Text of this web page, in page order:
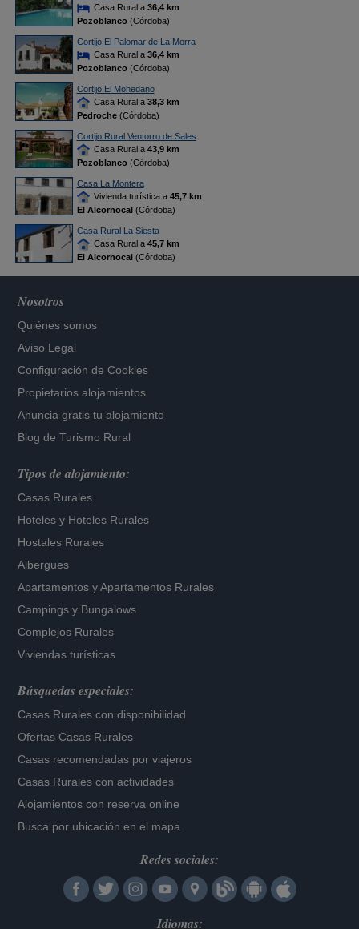
Casa Rural a 36,4 km
Pozoblanco(Córdoba)
Cortijo El Palomar de La Morra
Casa Rural a 36,4 km
Pozoblanco(Córdoba)
Cortijo El Mohedano
Casa Rural a 38,3 km
Pedroche(Córdoba)
Cortijo Rural Ventorro de Sales
Casa Rural a 43,9 km
Pozoblanco(Córdoba)
Casa La Montera
Vivienda turística a 45,7 km
El Alcornocal(Córdoba)
Casa Rural La Siesta
Casa Rural a 45,7 km
El Alcornocal(Córdoba)
Nosotros
Quiénes somos
Aviso Legal
Configuración de Cookies
Propietarios alojamientos
Anuncia gratis tu alojamiento
Blog de Turismo Rural
Tipos de alojamiento:
Casas Rurales
Hoteles y Hoteles Rurales
Hostales Rurales
Albergues
Apartamentos yApartamentos Rurales
Campings y Bungalows
Complejos Rurales
Viviendas turísticas
Búsquedas especiales:
Casas Rurales con disponibilidad
Ofertas Casas Rurales
Casas recomendadas por viajeros
Casas Rurales con actividades
Alojamientos con reserva online
Busca por ubicación en el mapa
Redes sociales:
Idiomas: